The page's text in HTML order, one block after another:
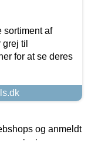
sortiment af
til
for at se deres
og anmeldt